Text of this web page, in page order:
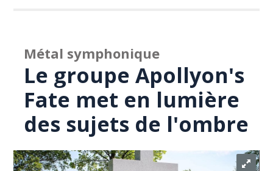
Métal symphonique
Le groupe Apollyon's
Fate met en lumière
des sujets de l'ombre